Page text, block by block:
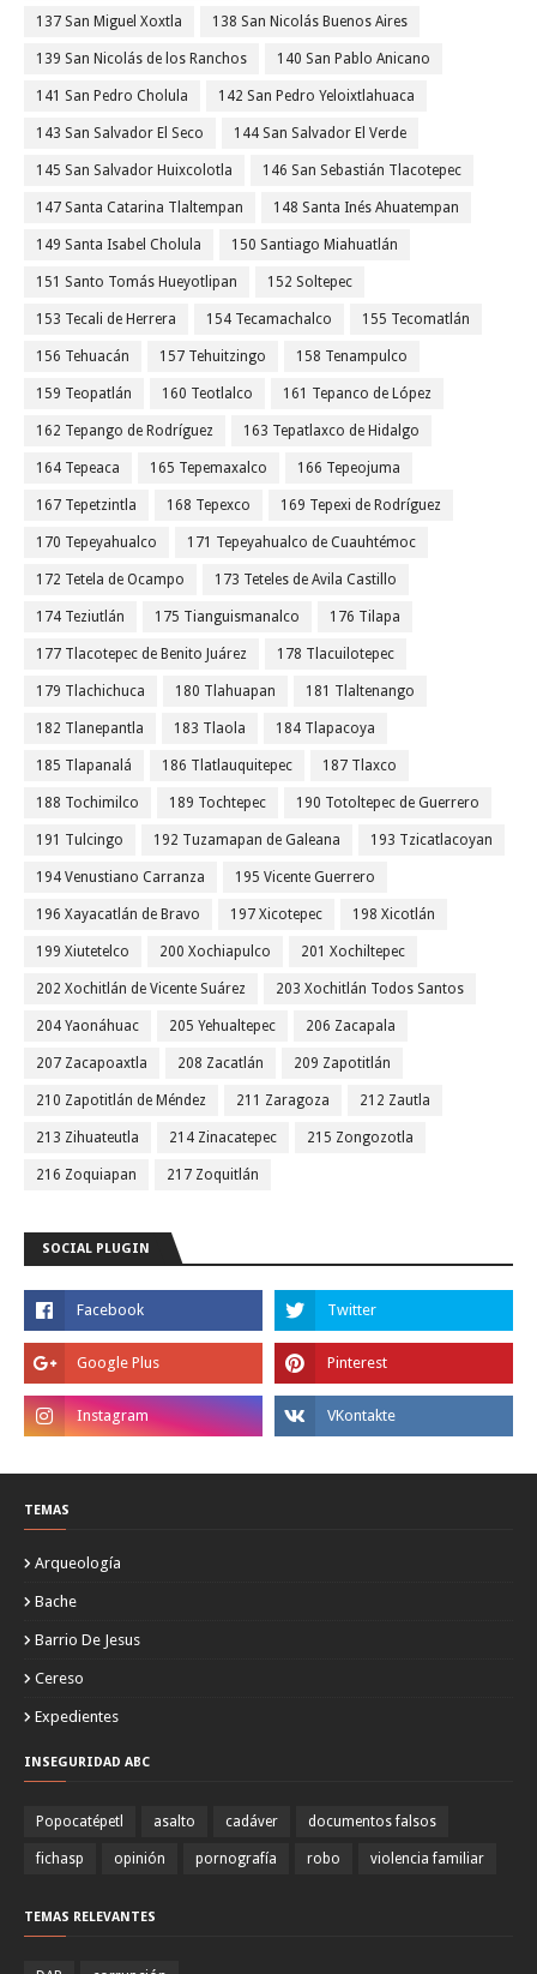
137 San Miguel Xoxtla 138 San Nicolás Buenos Aires
139 San Nicolás de los Ranchos 140 San Pablo Anicano
141 San Pedro Cholula 142 San Pedro Yeloixtlahuaca
143 San Salvador El Seco 144 San Salvador El Verde
145 San Salvador Huixcolotla 146 San Sebastián Tlacotepec
147 Santa Catarina Tlaltempan 148 Santa Inés Ahuatempan
149 Santa Isabel Cholula 150 Santiago Miahuatlán
151 Santo Tomás Hueyotlipan 152 Soltepec
153 Tecali de Herrera 154 Tecamachalco 155 Tecomatlán
156 Tehuacán 157 Tehuitzingo 158 Tenampulco
159 Teopatlán 160 Teotlalco 161 Tepanco de López
162 Tepango de Rodríguez 163 Tepatlaxco de Hidalgo
164 Tepeaca 165 Tepemaxalco 166 Tepeojuma
167 Tepetzintla 168 Tepexco 169 Tepexi de Rodríguez
170 Tepeyahualco 171 Tepeyahualco de Cuauhtémoc
172 Tetela de Ocampo 173 Teteles de Avila Castillo
174 Teziutlán 175 Tianguismanalco 176 Tilapa
177 Tlacotepec de Benito Juárez 178 Tlacuilotepec
179 Tlachichuca 180 Tlahuapan 181 Tlaltenango
182 Tlanepantla 183 Tlaola 184 Tlapacoya
185 Tlapanalá 186 Tlatlauquitepec 187 Tlaxco
188 Tochimilco 189 Tochtepec 190 Totoltepec de Guerrero
191 Tulcingo 192 Tuzamapan de Galeana 193 Tzicatlacoyan
194 Venustiano Carranza 195 Vicente Guerrero
196 Xayacatlán de Bravo 197 Xicotepec 198 Xicotlán
199 Xiutetelco 200 Xochiapulco 201 Xochiltepec
202 Xochitlán de Vicente Suárez 203 Xochitlán Todos Santos
204 Yaonáhuac 205 Yehualtepec 206 Zacapala
207 Zacapoaxtla 208 Zacatlán 209 Zapotitlán
210 Zapotitlán de Méndez 211 Zaragoza 212 Zautla
213 Zihuateutla 214 Zinacatepec 215 Zongozotla
216 Zoquiapan 217 Zoquitlán
SOCIAL PLUGIN
TEMAS
Arqueología
Bache
Barrio De Jesus
Cereso
Expedientes
INSEGURIDAD ABC
Popocatépetl asalto cadáver documentos falsos
fichasp opinión pornografía robo violencia familiar
TEMAS RELEVANTES